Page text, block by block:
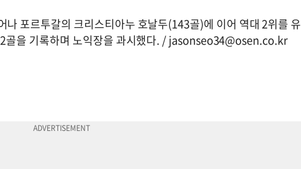
나 포르투갈의 크리스티아누 호날두(143골)에 이어 역대 2위를 유
골을 기록하며 노익장을 과시했다. /jasonseo34@osen.co.kr